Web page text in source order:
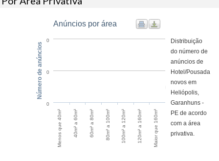
Anúncios por área
Menos que 40m² 40m² a 60m² 60m² a 80m² 80m² a 100m² 100m² a 120m² 120m² a 160m² Maior que 160m²
0
0
0
Número de anúncios
Distribuição
do número de
anúncios de
Hotel/Pousada
novos em
Heliópolis,
Garanhuns -
PE de acordo
com a área
privativa.